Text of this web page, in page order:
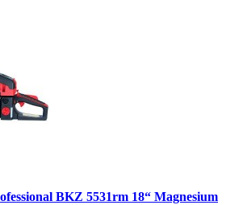
BKZ 5531rm 18“ Magnesium